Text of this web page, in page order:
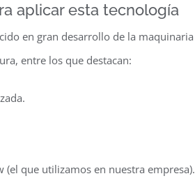
aplicar esta tecnología
en gran desarrollo de la maquinaria
entre los que destacan:
que utilizamos en nuestra empresa).